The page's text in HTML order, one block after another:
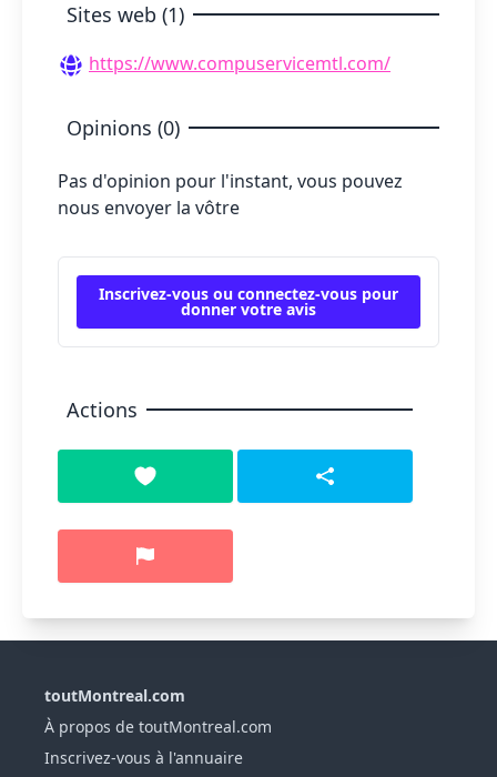
Sites web (1)
https://www.compuservicemtl.com/
Opinions (0)
Pas d'opinion pour l'instant, vous pouvez
nous envoyer la vôtre
Inscrivez-vous ou connectez-vous pour
donner votre avis
Actions
toutMontreal.com
À propos de toutMontreal.com
Inscrivez-vous à l'annuaire